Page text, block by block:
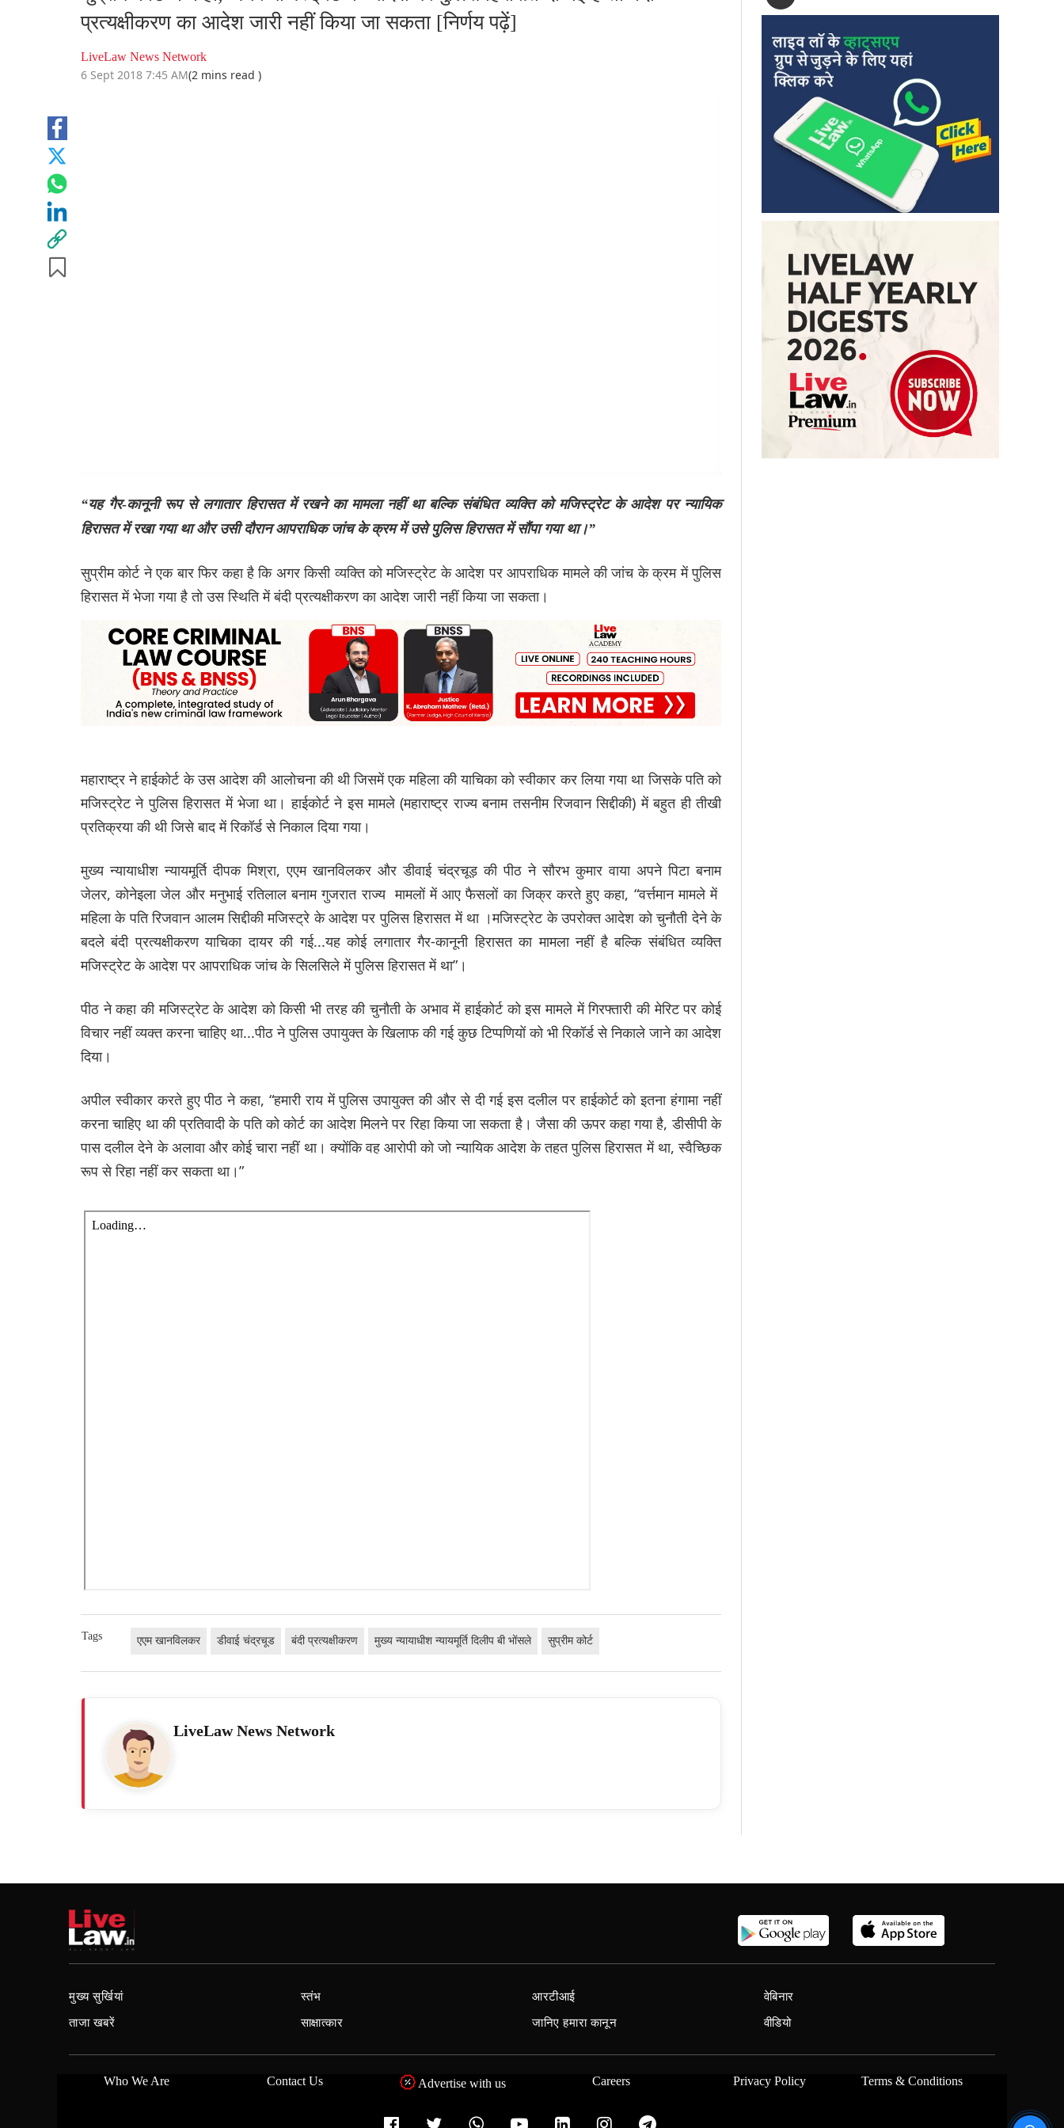
प्रत्यक्षीकरण का आदेश जारी नहीं किया जा सकता [निर्णय पढ़ें]
LiveLaw News Network
6 Sept 2018 7:45 AM(2 mins read )
“यह गैर-कानूनी रूप से लगातार हिरासत में रखने का मामला नहीं था बल्कि संबंधित व्यक्ति को मजिस्ट्रेट के आदेश पर न्यायिक
हिरासत में रखा गया था और उसी दौरान आपराधिक जांच के क्रम में उसे पुलिस हिरासत में सौंपा गया था।”
सुप्रीम कोर्ट ने एक बार फिर कहा है कि अगर किसी व्यक्ति को मजिस्ट्रेट के आदेश पर आपराधिक मामले की जांच के क्रम में पुलिस
हिरासत में भेजा गया है तो उस स्थिति में बंदी प्रत्यक्षीकरण का आदेश जारी नहीं किया जा सकता।
महाराष्ट्र ने हाईकोर्ट के उस आदेश की आलोचना की थी जिसमें एक महिला की याचिका को स्वीकार कर लिया गया था जिसके पति को
मजिस्ट्रेट ने पुलिस हिरासत में भेजा था। हाईकोर्ट ने इस मामले (महाराष्ट्र राज्य बनाम तसनीम रिजवान सिद्दीकी) में बहुत ही तीखी
प्रतिक्रया की थी जिसे बाद में रिकॉर्ड से निकाल दिया गया।
मुख्य न्यायाधीश न्यायमूर्ति दीपक मिश्रा, एएम खानविलकर और डीवाई चंद्रचूड़ की पीठ ने सौरभ कुमार वाया अपने पिटा बनाम
जेलर, कोनेइला जेल और मनुभाई रतिलाल बनाम गुजरात राज्य मामलों में आए फैसलों का जिक्र करते हुए कहा, “वर्त्तमान मामले में
महिला के पति रिजवान आलम सिद्दीकी मजिस्ट्रे के आदेश पर पुलिस हिरासत में था ।मजिस्ट्रेट के उपरोक्त आदेश को चुनौती देने के
बदले बंदी प्रत्यक्षीकरण याचिका दायर की गई...यह कोई लगातार गैर-कानूनी हिरासत का मामला नहीं है बल्कि संबंधित व्यक्ति
मजिस्ट्रेट के आदेश पर आपराधिक जांच के सिलसिले में पुलिस हिरासत में था”।
पीठ ने कहा की मजिस्ट्रेट के आदेश को किसी भी तरह की चुनौती के अभाव में हाईकोर्ट को इस मामले में गिरफ्तारी की मेरिट पर कोई
विचार नहीं व्यक्त करना चाहिए था...पीठ ने पुलिस उपायुक्त के खिलाफ की गई कुछ टिप्पणियों को भी रिकॉर्ड से निकाले जाने का आदेश
दिया।
अपील स्वीकार करते हुए पीठ ने कहा, “हमारी राय में पुलिस उपायुक्त की और से दी गई इस दलील पर हाईकोर्ट को इतना हंगामा नहीं
करना चाहिए था की प्रतिवादी के पति को कोर्ट का आदेश मिलने पर रिहा किया जा सकता है। जैसा की ऊपर कहा गया है, डीसीपी के
पास दलील देने के अलावा और कोई चारा नहीं था। क्योंकि वह आरोपी को जो न्यायिक आदेश के तहत पुलिस हिरासत में था, स्वैच्छिक
रूप से रिहा नहीं कर सकता था।”
Tags एएम खानविलकर डीवाई चंद्रचूड बंदी प्रत्यक्षीकरण मुख्य न्यायाधीश न्यायमूर्ति दिलीप बी भोंसले सुप्रीम कोर्ट
LiveLaw News Network
मुख्य सुर्खियां
ताजा खबरें
स्तंभ
साक्षात्कार
आरटीआई
जानिए हमारा कानून
वेबिनार
वीडियो
Who We Are Contact Us Advertise with us Careers Privacy Policy Terms & Conditions